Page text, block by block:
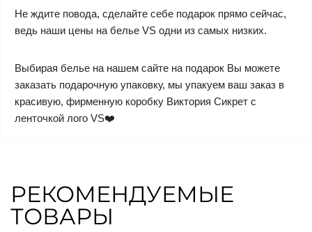
Не ждите повода, сделайте себе подарок прямо сейчас,
ведь наши цены на белье VS одни из самых низких.
Выбирая белье на нашем сайте на подарок Вы можете
заказать подарочную упаковку, мы упакуем ваш заказ в
красивую, фирменную коробку Виктория Сикрет с
ленточкой лого VS❤️
РЕКОМЕНДУЕМЫЕ
ТОВАРЫ